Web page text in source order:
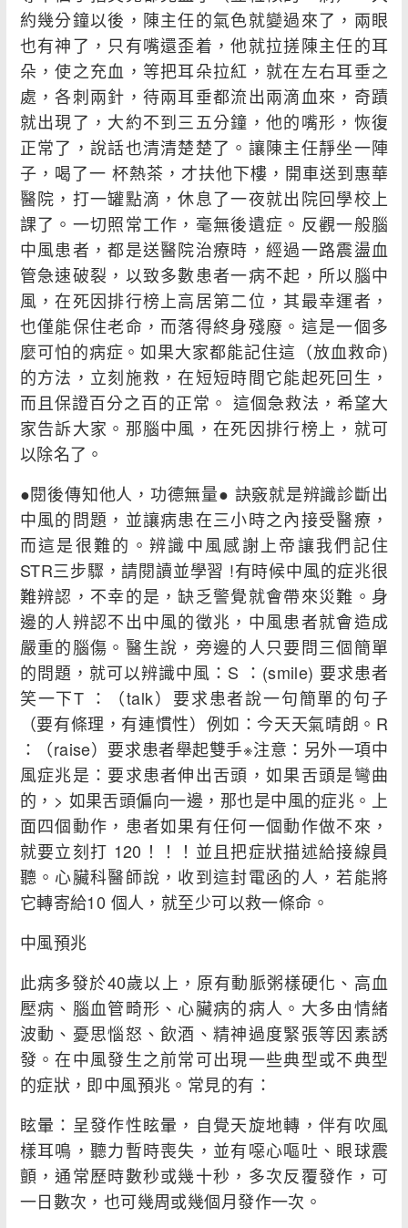
約幾分鐘以後，陳主任的氣色就變過來了，兩眼
也有神了，只有嘴還歪着，他就拉搓陳主任的耳
朵，使之充血，等把耳朵拉紅，就在左右耳垂之
處，各刺兩針，待兩耳垂都流出兩滴血來，奇蹟
就出現了，大約不到三五分鐘，他的嘴形，恢復
正常了，說話也清清楚楚了。讓陳主任靜坐一陣
子，喝了一 杯熱茶，才扶他下樓，開車送到惠華
醫院，打一罐點滴，休息了一夜就出院回學校上
課了。一切照常工作，毫無後遺症。反觀一般腦
中風患者，都是送醫院治療時，經過一路震盪血
管急速破裂，以致多數患者一病不起，所以腦中
風，在死因排行榜上高居第二位，其最幸運者，
也僅能保住老命，而落得終身殘廢。這是一個多
麼可怕的病症。如果大家都能記住這（放血救命)
的方法，立刻施救，在短短時間它能起死回生，
而且保證百分之百的正常。 這個急救法，希望大
家告訴大家。那腦中風，在死因排行榜上，就可
以除名了。
●閱後傳知他人，功德無量● 訣竅就是辨識診斷出
中風的問題，並讓病患在三小時之內接受醫療，
而這是很難的。辨識中風感謝上帝讓我們記住
STR三步驟，請閱讀並學習 !有時候中風的症兆很
難辨認，不幸的是，缺乏警覺就會帶來災難。身
邊的人辨認不出中風的徵兆，中風患者就會造成
嚴重的腦傷。醫生說，旁邊的人只要問三個簡單
的問題，就可以辨識中風：S ：(smile) 要求患者
笑一下T ：（talk）要求患者說一句簡單的句子
（要有條理，有連慣性）例如：今天天氣晴朗。R
：（raise）要求患者舉起雙手※注意：另外一項中
風症兆是：要求患者伸出舌頭，如果舌頭是彎曲
的，> 如果舌頭偏向一邊，那也是中風的症兆。上
面四個動作，患者如果有任何一個動作做不來，
就要立刻打 120！！！並且把症狀描述給接線員
聽。心臟科醫師說，收到這封電函的人，若能將
它轉寄給10 個人，就至少可以救一條命。
中風預兆
此病多發於40歲以上，原有動脈粥樣硬化、高血
壓病、腦血管畸形、心臟病的病人。大多由情緒
波動、憂思惱怒、飲酒、精神過度緊張等因素誘
發。在中風發生之前常可出現一些典型或不典型
的症狀，即中風預兆。常見的有：
眩暈：呈發作性眩暈，自覺天旋地轉，伴有吹風
樣耳鳴，聽力暫時喪失，並有噁心嘔吐、眼球震
顫，通常歷時數秒或幾十秒，多次反覆發作，可
一日數次，也可幾周或幾個月發作一次。